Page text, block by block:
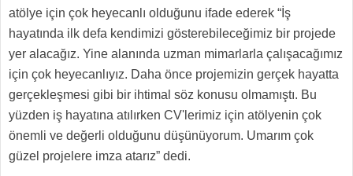
atölye için çok heyecanlı olduğunu ifade ederek “İş
hayatında ilk defa kendimizi gösterebileceğimiz bir projede
yer alacağız. Yine alanında uzman mimarlarla çalışacağımız
için çok heyecanlıyız. Daha önce projemizin gerçek hayatta
gerçekleşmesi gibi bir ihtimal söz konusu olmamıştı. Bu
yüzden iş hayatına atılırken CV'lerimiz için atölyenin çok
önemli ve değerli olduğunu düşünüyorum. Umarım çok
güzel projelere imza atarız” dedi.